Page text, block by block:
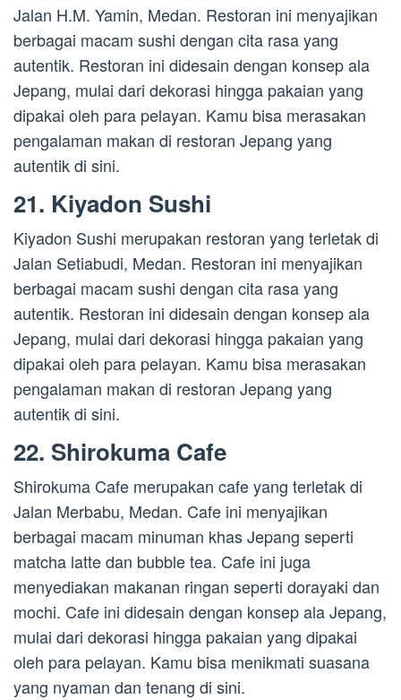
Jalan H.M. Yamin, Medan. Restoran ini menyajikan
berbagai macam sushi dengan cita rasa yang
autentik. Restoran ini didesain dengan konsep ala
Jepang, mulai dari dekorasi hingga pakaian yang
dipakai oleh para pelayan. Kamu bisa merasakan
pengalaman makan di restoran Jepang yang
autentik di sini.
21. Kiyadon Sushi
Kiyadon Sushi merupakan restoran yang terletak di
Jalan Setiabudi, Medan. Restoran ini menyajikan
berbagai macam sushi dengan cita rasa yang
autentik. Restoran ini didesain dengan konsep ala
Jepang, mulai dari dekorasi hingga pakaian yang
dipakai oleh para pelayan. Kamu bisa merasakan
pengalaman makan di restoran Jepang yang
autentik di sini.
22. Shirokuma Cafe
Shirokuma Cafe merupakan cafe yang terletak di
Jalan Merbabu, Medan. Cafe ini menyajikan
berbagai macam minuman khas Jepang seperti
matcha latte dan bubble tea. Cafe ini juga
menyediakan makanan ringan seperti dorayaki dan
mochi. Cafe ini didesain dengan konsep ala Jepang,
mulai dari dekorasi hingga pakaian yang dipakai
oleh para pelayan. Kamu bisa menikmati suasana
yang nyaman dan tenang di sini.